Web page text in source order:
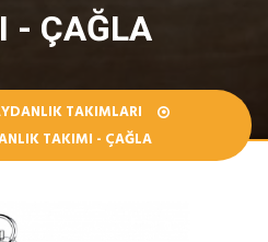
- ÇAĞLA
TAKIMLARI
TAKIMI - ÇAĞLA